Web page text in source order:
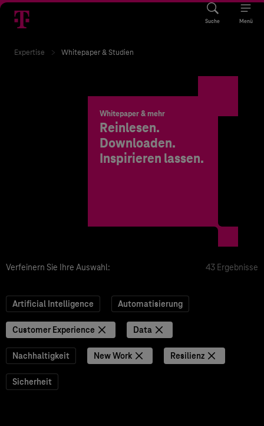
Suche Menü
Expertise Whitepaper & Studien
Whitepaper & mehr
Reinlesen.
Downloaden.
Inspirieren lassen.
Verfeinern Sie Ihre Auswahl: 43 Ergebnisse
Artificial Intelligence Automatisierung
Customer Experience Data
Nachhaltigkeit New Work Resilienz
Sicherheit